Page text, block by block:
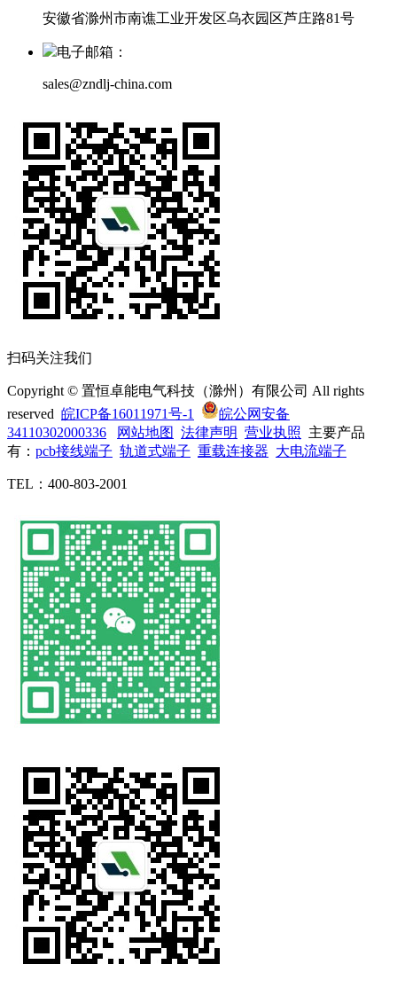
安徽省滁州市南谯工业开发区乌衣园区芦庄路81号
电子邮箱：
sales@zndlj-china.com
扫码关注我们
Copyright © 置恒卓能电气科技（滁州）有限公司 All rights
reserved 皖ICP备16011971号-1
皖公网安备
34110302000336
网站地图 法律声明 营业执照 主要产品
有： pcb接线端子 轨道式端子 重载连接器 大电流端子
TEL：400-803-2001